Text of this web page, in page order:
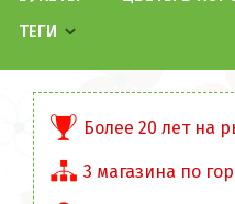
ТЕГИ
Более 20 лет на
3 магазина по